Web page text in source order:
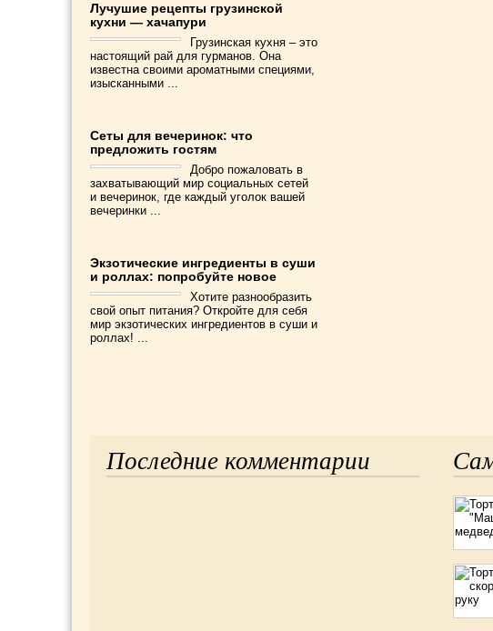
Лучушие рецепты грузинской
кухни — хачапури
Грузинская кухня – это
настоящий рай для гурманов. Она
известна своими ароматными специями,
изысканными ...
Сеты для вечеринок: что
предложить гостям
Добро пожаловать в
захватывающий мир социальных сетей
и вечеринок, где каждый уголок вашей
вечеринки ...
Экзотические ингредиенты в суши
и роллах: попробуйте новое
Хотите разнообразить
свой опыт питания? Откройте для себя
мир экзотических ингредиентов в суши и
роллах! ...
Последние комментарии